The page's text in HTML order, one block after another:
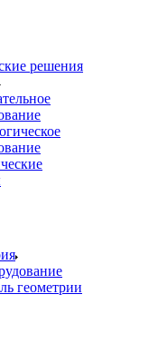
решения
геометрии